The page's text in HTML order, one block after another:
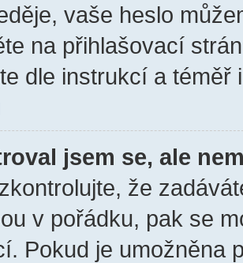
vaše heslo
na přihlašovací
dle instrukcí a téměř
jsem se, ale
že
v pořádku, pak se
Pokud je umožněna